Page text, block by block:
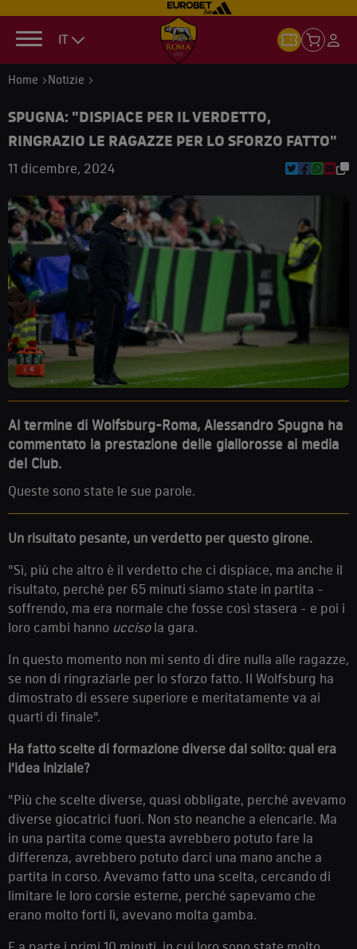
IT
Home Notizie
SPUGNA: "DISPIACE PER IL VERDETTO,
RINGRAZIO LE RAGAZZE PER LO SFORZO FATTO"
11 dicembre, 2024
Al termine di Wolfsburg-Roma, Alessandro Spugna ha
commentato la prestazione delle giallorosse ai media
del Club.
Queste sono state le sue parole.
Un risultato pesante, un verdetto per questo girone.
"Sì, più che altro è il verdetto che ci dispiace, ma anche il
risultato, perché per 65 minuti siamo state in partita -
soffrendo, ma era normale che fosse così stasera - e poi i
loro cambi hanno ucciso la gara.
In questo momento non mi sento di dire nulla alle ragazze,
se non di ringraziarle per lo sforzo fatto. Il Wolfsburg ha
dimostrato di essere superiore e meritatamente va ai
quarti di finale".
Ha fatto scelte di formazione diverse dal solito: qual era
l'idea iniziale?
"Più che scelte diverse, quasi obbligate, perché avevamo
diverse giocatrici fuori. Non sto neanche a elencarle. Ma
in una partita come questa avrebbero potuto fare la
differenza, avrebbero potuto darci una mano anche a
partita in corso. Avevamo fatto una scelta, cercando di
limitare le loro corsie esterne, perché sapevamo che
erano molto forti lì, avevano molta gamba.